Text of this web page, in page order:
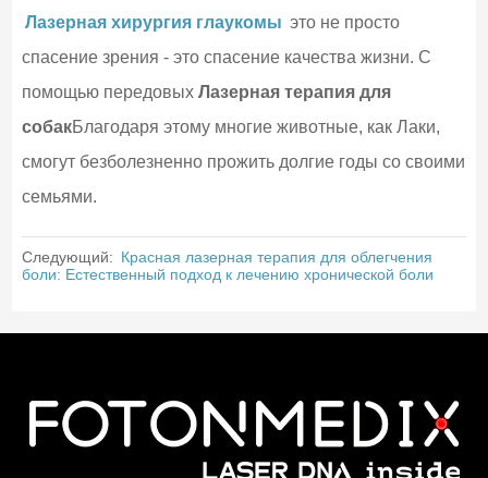
Лазерная хирургия глаукомы это не просто
спасение зрения - это спасение качества жизни. С
помощью передовых Лазерная терапия для
собакБлагодаря этому многие животные, как Лаки,
смогут безболезненно прожить долгие годы со своими
семьями.
Следующий: Красная лазерная терапия для облегчения
боли: Естественный подход к лечению хронической боли